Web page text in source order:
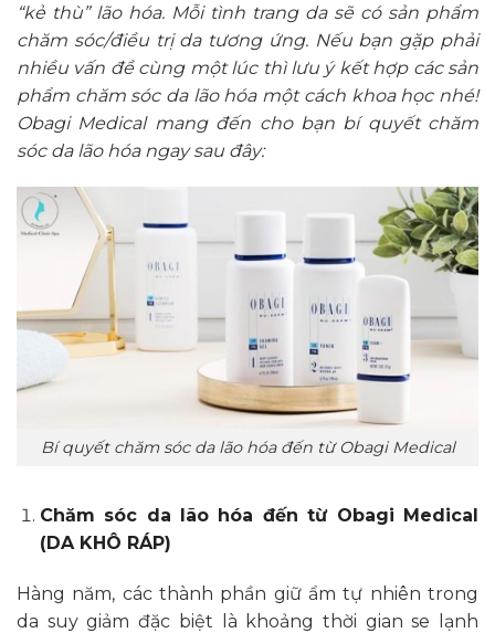
“kẻ thù” lão hóa. Mỗi tình trang da sẽ có sản phẩm
chăm sóc/điều trị da tương ứng. Nếu bạn gặp phải
nhiều vấn đề cùng một lúc thì lưu ý kết hợp các sản
phẩm chăm sóc da lão hóa một cách khoa học nhé!
Obagi Medical mang đến cho bạn bí quyết chăm
sóc da lão hóa ngay sau đây:
Bí quyết chăm sóc da lão hóa đến từ Obagi Medical
Chăm sóc da lão hóa đến từ Obagi Medical
(DA KHÔ RÁP)
Hàng năm, các thành phần giữ ẩm tự nhiên trong
da suy giảm đặc biệt là khoảng thời gian se lạnh